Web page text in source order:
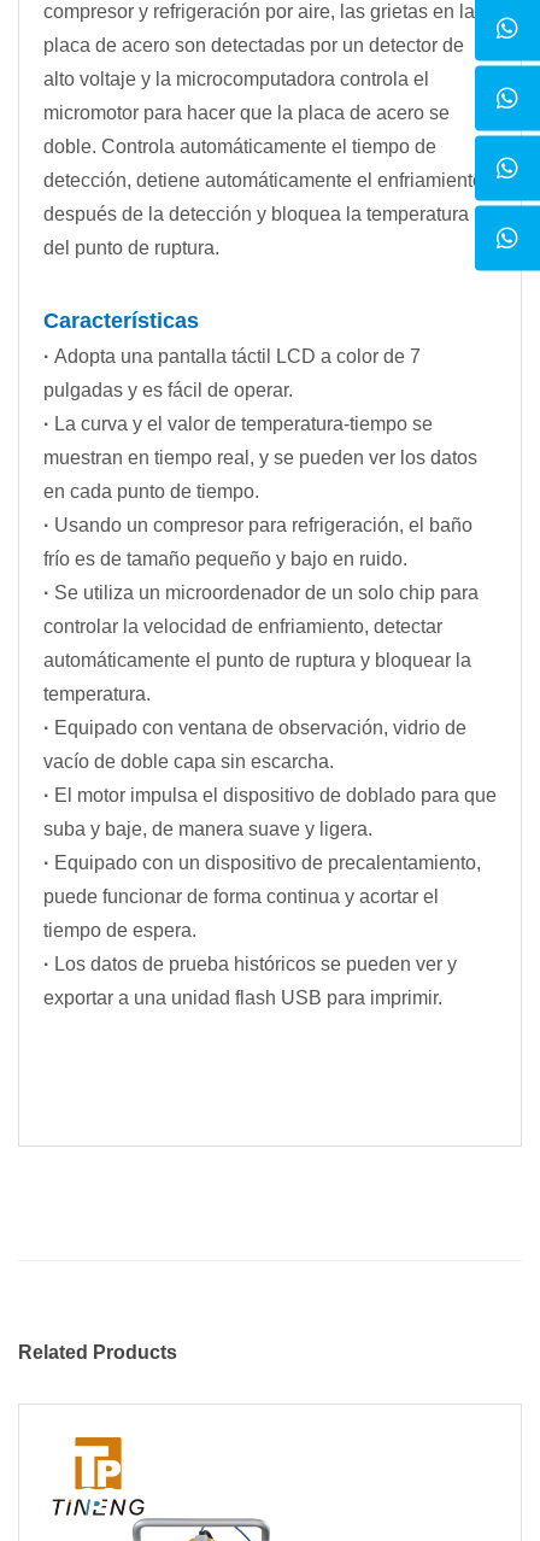
compresor y refrigeración por aire, las grietas en la
placa de acero son detectadas por un detector de
alto voltaje y la microcomputadora controla el
micromotor para hacer que la placa de acero se
doble. Controla automáticamente el tiempo de
detección, detiene automáticamente el enfriamiento
después de la detección y bloquea la temperatura
del punto de ruptura.
Características
· Adopta una pantalla táctil LCD a color de 7
pulgadas y es fácil de operar.
· La curva y el valor de temperatura-tiempo se
muestran en tiempo real, y se pueden ver los datos
en cada punto de tiempo.
· Usando un compresor para refrigeración, el baño
frío es de tamaño pequeño y bajo en ruido.
· Se utiliza un microordenador de un solo chip para
controlar la velocidad de enfriamiento, detectar
automáticamente el punto de ruptura y bloquear la
temperatura.
· Equipado con ventana de observación, vidrio de
vacío de doble capa sin escarcha.
· El motor impulsa el dispositivo de doblado para que
suba y baje, de manera suave y ligera.
· Equipado con un dispositivo de precalentamiento,
puede funcionar de forma continua y acortar el
tiempo de espera.
· Los datos de prueba históricos se pueden ver y
exportar a una unidad flash USB para imprimir.
Related Products